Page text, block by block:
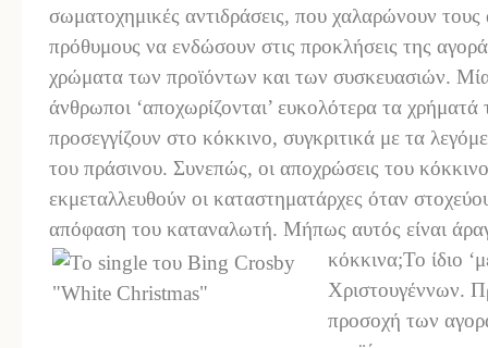
σωματοχημικές αντιδράσεις, που χαλαρώνουν
πρόθυμους να ενδώσουν στις προκλήσεις της
χρώματα των προϊόντων και των συσκευασιών.
άνθρωποι ‘αποχωρίζονται’ ευκολότερα τα
προσεγγίζουν στο κόκκινο, συγκριτικά με τα
του πράσινου. Συνεπώς, οι αποχρώσεις του
εκμεταλλευθούν οι καταστηματάρχες όταν
απόφαση του καταναλωτή. Μήπως αυτός είναι
κόκκινα;Το ίδιο
Χριστουγέννων.
προσοχή των